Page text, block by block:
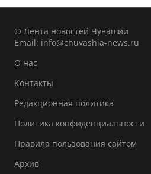
© Лента новостей Чувашии
Email: info@chuvashia-news.ru
О нас
Контакты
Редакционная политика
Политика конфиденциальности
Правила пользования сайтом
Архив